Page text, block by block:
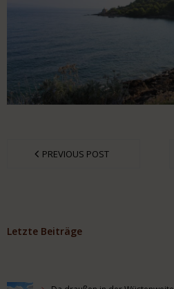
PREVIOUS POST
Letzte Beiträge